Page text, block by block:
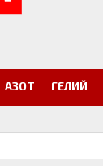
АЗОТ ГЕЛИЙ